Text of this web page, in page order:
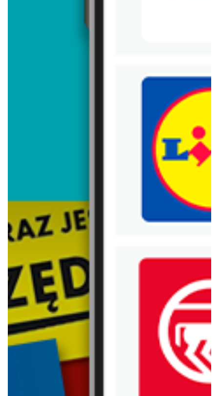
Trafiłeś na nieaktualną gazetkę
Zobacz aktualne gazetki Blix!
aktualna aktualna
Biedronka Home
WIĘCEJ GAZETEK